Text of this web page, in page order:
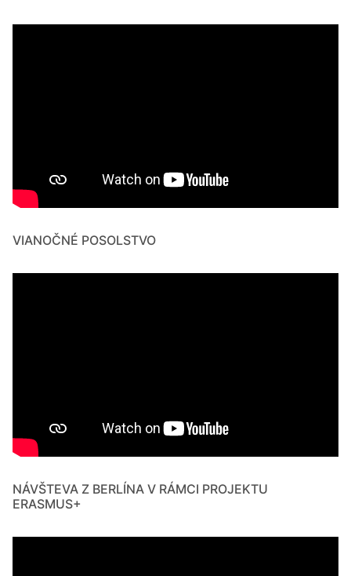
VIANOČNÉ POSOLSTVO
NÁVŠTEVA Z BERLÍNA V RÁMCI PROJEKTU
ERASMUS+